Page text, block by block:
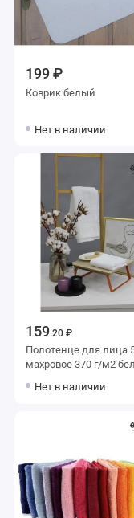
199 ₽
Коврик белый
Нет в наличии
159.20 ₽
Полотенце для лица 50х70
махровое 370 г/м2 белое
Нет в наличии